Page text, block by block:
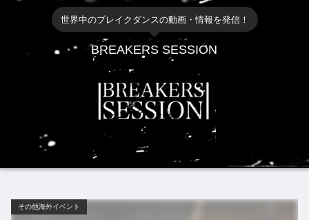
世界中のブレイクダンスの動画・情報を発信！
BREAKERS SESSION
その他海外イベント